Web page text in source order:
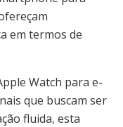
em termos de
Watch para e-
que buscam ser
fluida, esta